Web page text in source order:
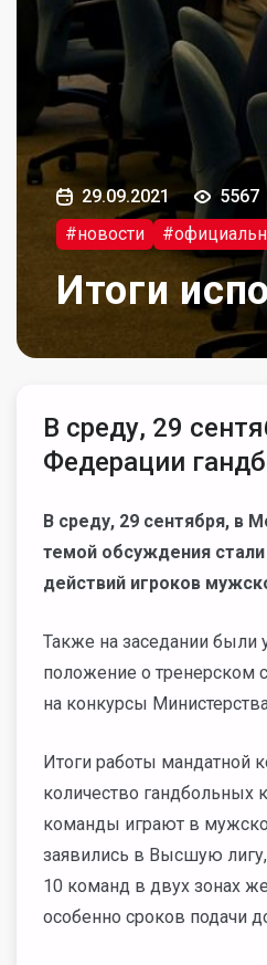
29.09.2021
5567
#новости
Итоги
В среду, 29
Федерации
В среду, 29 сентября, в
темой обсуждения
действий игроков
Также на заседании были
положение о тренерском
на конкурсы
Итоги работы мандатной
количество гандбольных
команды играют в
заявились в Высшую
10 команд в двух зонах
особенно сроков подачи